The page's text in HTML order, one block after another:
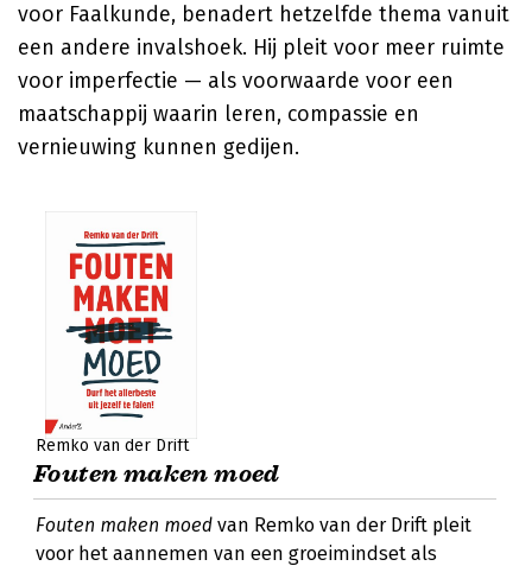
voor Faalkunde, benadert hetzelfde thema vanuit
een andere invalshoek. Hij pleit voor meer ruimte
voor imperfectie — als voorwaarde voor een
maatschappij waarin leren, compassie en
vernieuwing kunnen gedijen.
Remko van der Drift
Fouten maken moed
Fouten maken moed van Remko van der Drift pleit
voor het aannemen van een groeimindset als